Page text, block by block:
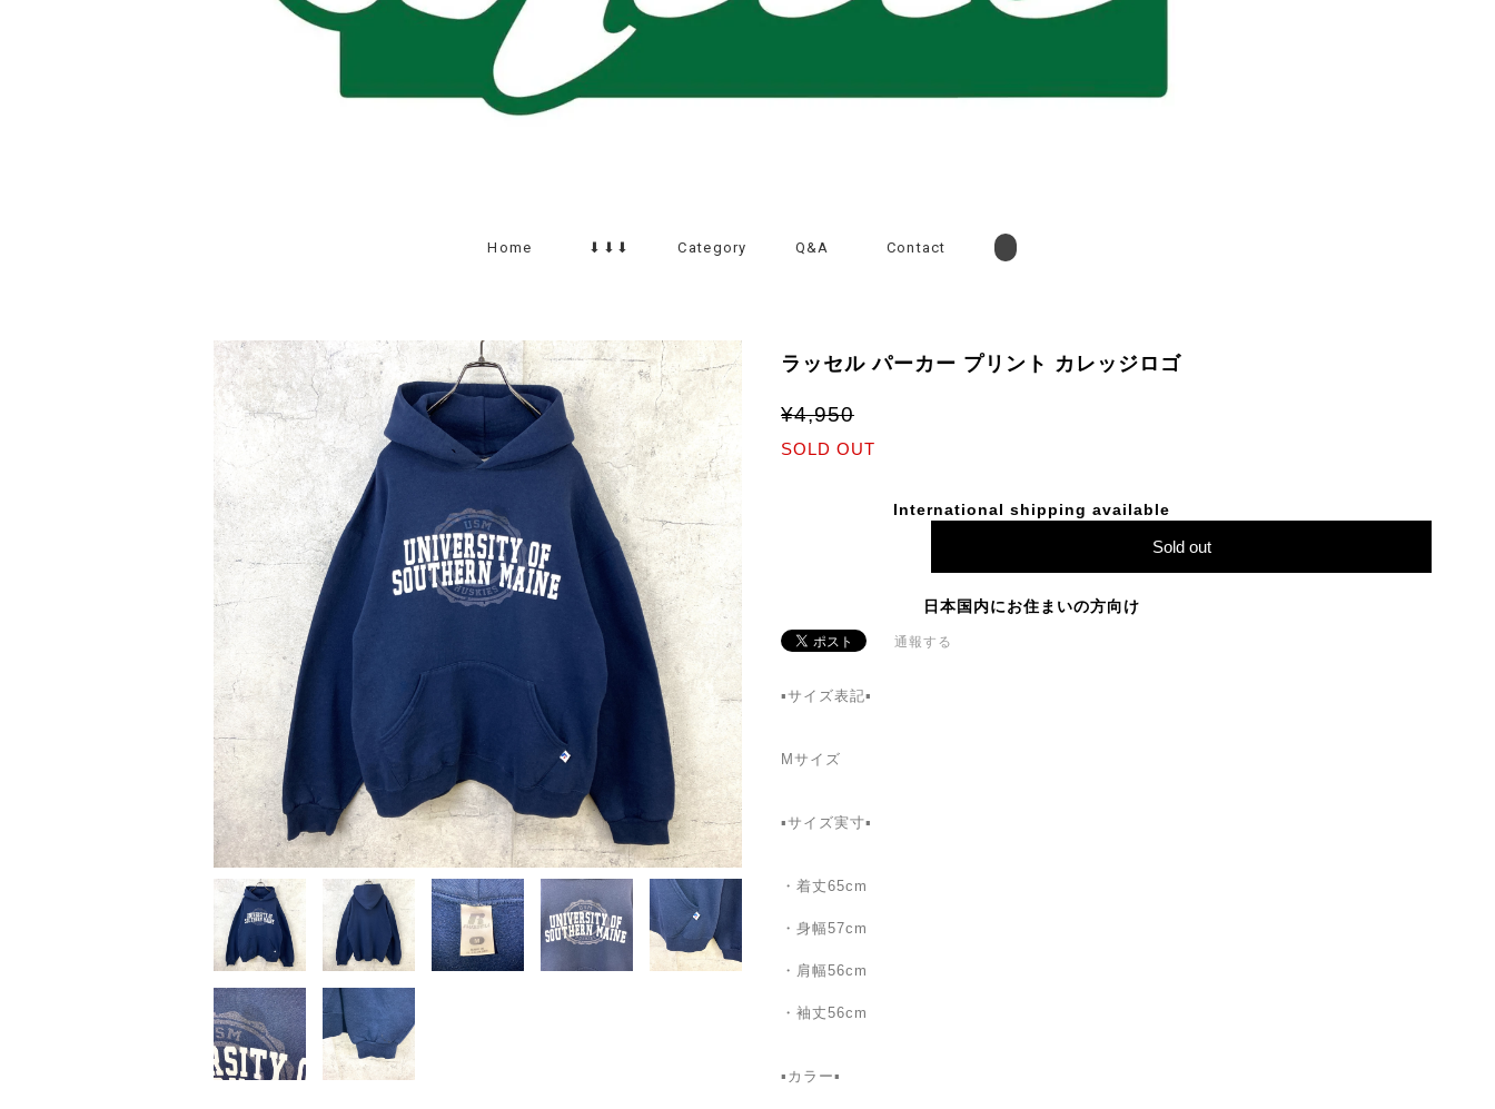
Home ⬇︎⬇︎⬇︎ Category Q&A Contact
ラッセル パーカー プリント カレッジロゴ
¥4,950
SOLD OUT
International shipping available
Sold out
日本国内にお住まいの方向け
通報する
▪️サイズ表記▪
Mサイズ
▪️サイズ実寸▪️
・着丈65cm
・身幅57cm
・肩幅56cm
・袖丈56cm
▪カラー▪